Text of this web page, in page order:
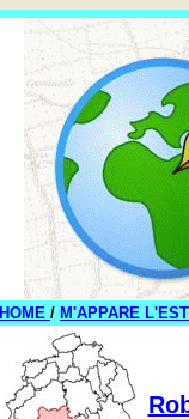
HOME / M'APPARE